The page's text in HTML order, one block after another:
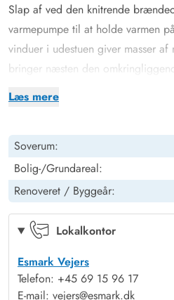
Læs mere
Slap af ved den knitrende
varmepumpe til at holde varmen
vinduer i udestuen giver masser
bringer næsten den
Køkkenet er fuldt udstyret med
dagens kok altid være med i
Efter en dag på stranden kan du
at fjerne sand og havvand,
til en hyggelig aften, hvor du kan
oplevelser. Udebruser er til
I sommerhuset på Torskevej 8
hvor I kan få hvilet godt ud og
Soverum:
Bolig-/Grundareal:
Renoveret / Byggeår:
Lokalkontor
Esmark Vejers
Telefon: +45 69 15 96 17
E-mail: vejers@esmark.dk